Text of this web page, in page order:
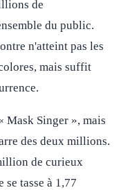
de
du public.
n'atteint pas les
mais suffit
Mask Singer », mais
des deux millions.
de curieux
se tasse à 1,77